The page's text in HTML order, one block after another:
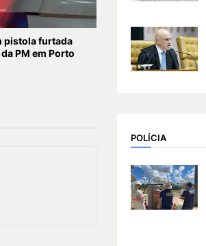
pistola furtada
PM em Porto
POLÍCIA